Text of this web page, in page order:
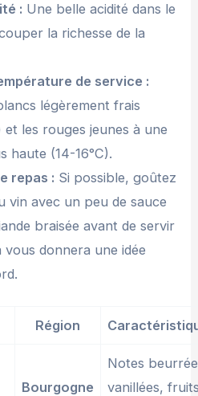
: Une belle acidité dans le
la richesse de la
de service :
légèrement frais
et les rouges jeunes à une
haute (14-16°C).
repas : Si possible, goûtez
vin avec un peu de sauce
braisée avant de servir
donnera une idée
Région
Bourgogne
Notes
vanillées,